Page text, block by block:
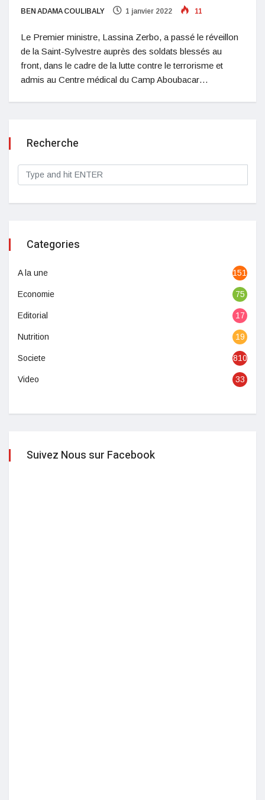
BEN ADAMA COULIBALY 1 janvier 2022 11
Le Premier ministre, Lassina Zerbo, a passé le réveillon
de la Saint-Sylvestre auprès des soldats blessés au
front, dans le cadre de la lutte contre le terrorisme et
admis au Centre médical du Camp Aboubacar…
Recherche
Categories
A la une 1513
Economie 75
Editorial 17
Nutrition 19
Societe 810
Video 33
Suivez Nous sur Facebook